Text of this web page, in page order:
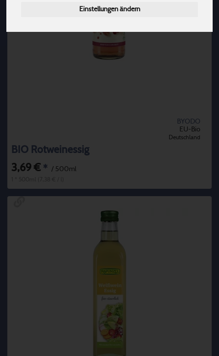
Einstellungen ändern
BYODO
EU-Bio
Deutschland
BIO Rotweinessig
3,69 € * / 500ml